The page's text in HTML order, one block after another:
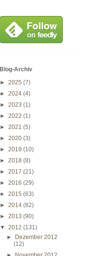
Blog-Archiv
► 2025 (7)
► 2024 (4)
► 2023 (1)
► 2022 (1)
► 2021 (5)
► 2020 (3)
► 2019 (10)
► 2018 (8)
► 2017 (21)
► 2016 (29)
► 2015 (63)
► 2014 (82)
► 2013 (90)
▼ 2012 (131)
►
Dezember 2012
(12)